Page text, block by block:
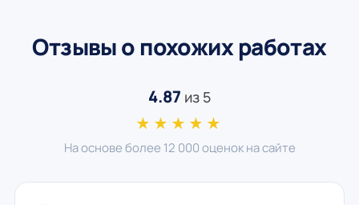
Отзывы о похожих работах
4.87 из 5
★★★★★
На основе более 12 000 оценок на сайте